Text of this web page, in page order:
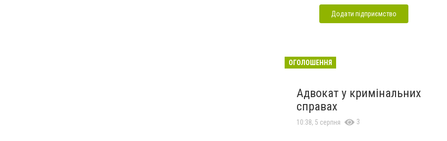
Додати підприємство
ОГОЛОШЕННЯ
Адвокат у кримінальних
справах
10:38, 5 серпня 3